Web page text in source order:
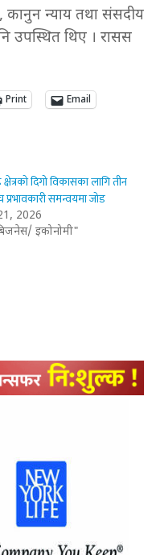
कानुन न्याय तथा संसदीय
उपस्थित थिए । रासस
Print Email
दिगो विकासका लागि तीन
प्रभावकारी समन्वयमा जोड
2026
इकोनोमी"